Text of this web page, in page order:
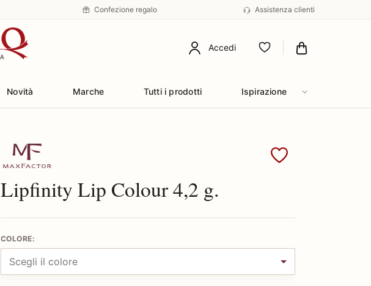
Confezione regalo Assistenza clienti
Accedi
Preferiti
Novità Marche Tutti i prodotti Ispirazione
Scopri i prodotti Max Factor
Lipfinity Lip Colour 4,2 g.
COLORE: